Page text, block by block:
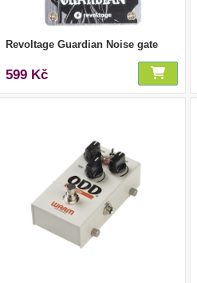
Revoltage Guardian Noise gate
599 Kč